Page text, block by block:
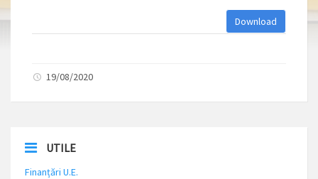
Download
19/08/2020
UTILE
Finanțări U.E.